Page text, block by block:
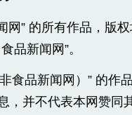
网” 的所有作品，版
品新闻网”。
食品新闻网）” 的作
，并不代表本网赞同